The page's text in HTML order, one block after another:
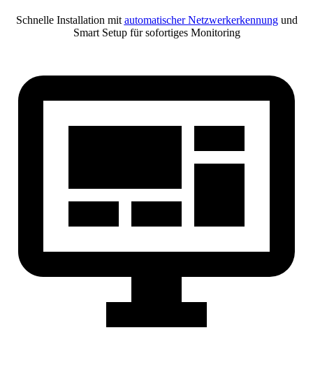
Schnelle Installation mit automatischer Netzwerkerkennungund
Smart Setup für sofortiges Monitoring